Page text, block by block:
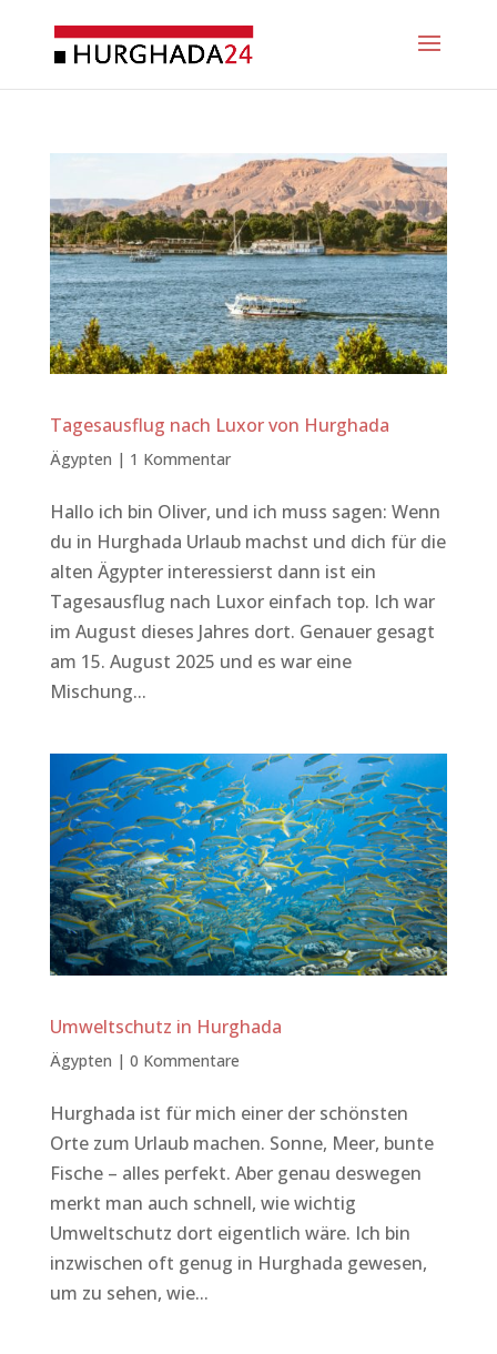
Tagesausflug nach Luxor von Hurghada
Ägypten | 1 Kommentar
Hallo ich bin Oliver, und ich muss sagen: Wenn
du in Hurghada Urlaub machst und dich für die
alten Ägypter interessierst dann ist ein
Tagesausflug nach Luxor einfach top. Ich war
im August dieses Jahres dort. Genauer gesagt
am 15. August 2025 und es war eine
Mischung...
Umweltschutz in Hurghada
Ägypten | 0 Kommentare
Hurghada ist für mich einer der schönsten
Orte zum Urlaub machen. Sonne, Meer, bunte
Fische – alles perfekt. Aber genau deswegen
merkt man auch schnell, wie wichtig
Umweltschutz dort eigentlich wäre. Ich bin
inzwischen oft genug in Hurghada gewesen,
um zu sehen, wie...